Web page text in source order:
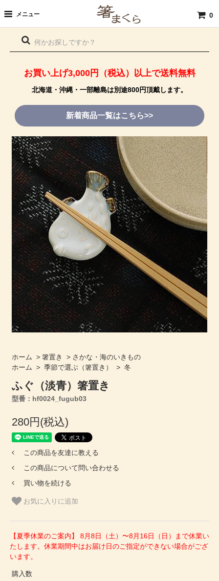
メニュー 0
お買い上げ3,000円（税込）以上で送料無料
北海道・沖縄・一部離島は別途800円頂戴します。
新着商品一覧はこちら>>
ホーム >箸置き > さかな・海のいきもの
ホーム
>季節で選ぶ（箸置き） >冬
ふぐ（淡青）箸置き
型番：hf0024_fugub03
280円(税込)
この商品を友達に教える
この商品について問い合わせる
買い物を続ける
お気に入りに追加
【夏季休業のご案内】 8月8日（土）〜8月16日（日）まで休業い
たします。休業期間中はお届け日のご指定ができない場合がござ
います。
購入数